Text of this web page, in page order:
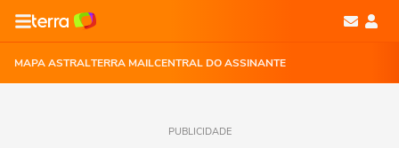
MAPA ASTRALTERRA MAILCENTRAL DO ASSINANTE
PUBLICIDADE